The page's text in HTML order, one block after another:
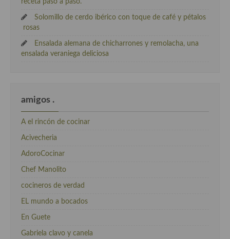
receta paso a paso.
Solomillo de cerdo ibérico con toque de café y pétalos
rosas
Ensalada alemana de chicharrones y remolacha, una
ensalada veraniega deliciosa
amigos .
A el rincón de cocinar
Acivecheria
AdoroCocinar
Chef Manolito
cocineros de verdad
EL mundo a bocados
En Guete
Gabriela clavo y canela